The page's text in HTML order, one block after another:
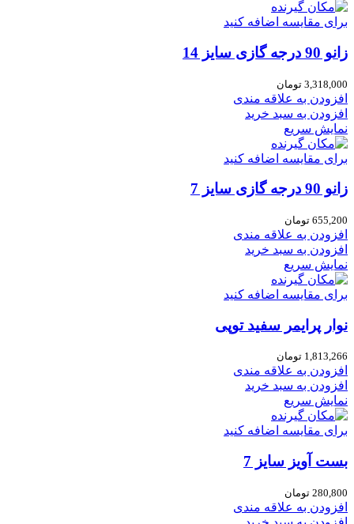
برای مقایسه اضافه کنید
زانو 90 درجه گازی سایز 14
3,318,000 تومان
افزودن به علاقه مندی
افزودن به سبد خرید
نمایش سریع
برای مقایسه اضافه کنید
زانو 90 درجه گازی سایز 7
655,200 تومان
افزودن به علاقه مندی
افزودن به سبد خرید
نمایش سریع
برای مقایسه اضافه کنید
نوار پرایمر سفید توپی
1,813,266 تومان
افزودن به علاقه مندی
افزودن به سبد خرید
نمایش سریع
برای مقایسه اضافه کنید
بست آویز سایز 7
280,800 تومان
افزودن به علاقه مندی